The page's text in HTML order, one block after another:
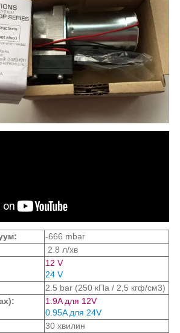
-666 mbar
2.8 л/хв
12 V
24 V
2.5 bar (250 кПа / 2,5 кгф/см3)
1.9A для 12V
0.95A для 24V
30 хвилин